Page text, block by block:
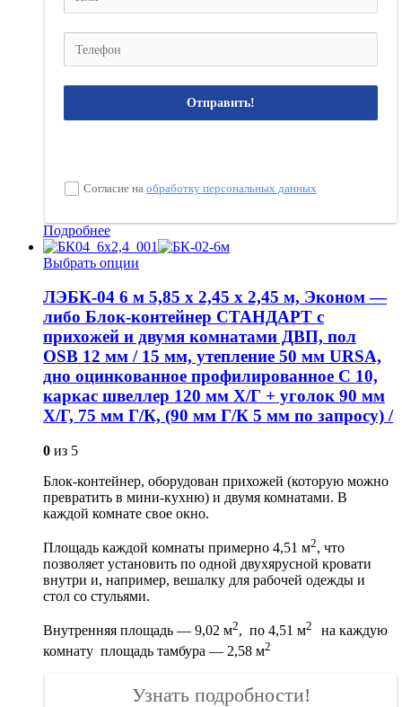
Отправить!
Согласие на обработку персональных данных
Подробнее
Выбрать опции
ЛЭБК-04 6 м 5,85 х 2,45 х 2,45 м, Эконом —
либо Блок-контейнер СТАНДАРТ с
прихожей и двумя комнатами ДВП, пол
OSB 12 мм / 15 мм, утепление 50 мм URSA,
дно оцинкованное профилированное С 10,
каркас швеллер 120 мм Х/Г + уголок 90 мм
Х/Г, 75 мм Г/К, (90 мм Г/К 5 мм по запросу) /
0 из 5
Блок-контейнер, оборудован прихожей (которую можно
превратить в мини-кухню) и двумя комнатами. В
каждой комнате свое окно.
Площадь каждой комнаты примерно 4,51 м2, что
позволяет установить по одной двухярусной кровати
внутри и, например, вешалку для рабочей одежды и
стол со стульями.
Внутренняя площадь — 9,02 м2, по 4,51 м2
на каждую
комнату площадь тамбура — 2,58 м2
Узнать подробности!